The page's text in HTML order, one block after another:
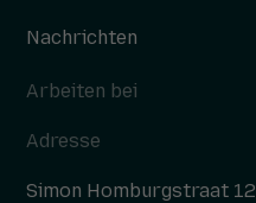
Nachrichten
Arbeiten bei
Adresse
Simon Homburgstraat 12